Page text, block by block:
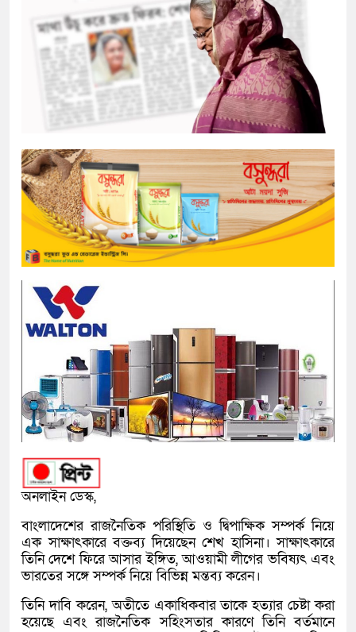
অনলাইন ডেস্ক,
বাংলাদেশের রাজনৈতিক পরিস্থিতি ও দ্বিপাক্ষিক সম্পর্ক নিয়ে
এক সাক্ষাৎকারে বক্তব্য দিয়েছেন শেখ হাসিনা। সাক্ষাৎকারে
তিনি দেশে ফিরে আসার ইঙ্গিত, আওয়ামী লীগের ভবিষ্যৎ এবং
ভারতের সঙ্গে সম্পর্ক নিয়ে বিভিন্ন মন্তব্য করেন।
তিনি দাবি করেন, অতীতে একাধিকবার তাকে হত্যার চেষ্টা করা
হয়েছে এবং রাজনৈতিক সহিংসতার কারণে তিনি বর্তমানে